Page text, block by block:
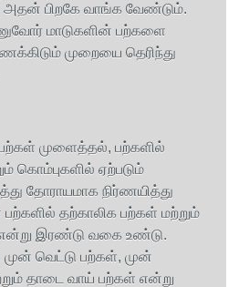
பிறகே வாங்க வேண்டும்.
மாடுகளின் பற்களை
முறையை தெரிந்து
முளைத்தல், பற்களில்
கொம்புகளில் ஏற்படும்
தோராயமாக நிர்ணயித்து
பற்களில் தற்காலிக பற்கள் மற்றும்
என்று இரண்டு வகை உண்டு.
முன் வெட்டு பற்கள், முன்
தாடை வாய் பற்கள் என்று